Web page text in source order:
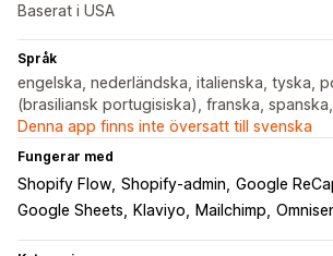
Baserat i USA
Språk
engelska, nederländska, italienska, tyska,
(brasiliansk portugisiska), franska,
Denna app finns inte översatt till svenska
Fungerar med
Shopify Flow Shopify-admin Google
Google Sheets
Klaviyo Mailchimp